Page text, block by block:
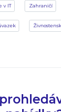
v IT Zahraničí